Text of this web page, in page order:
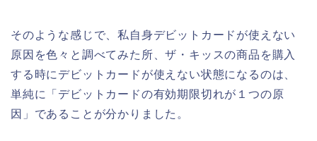
そのような感じで、私自身デビットカードが使えない
原因を色々と調べてみた所、ザ・キッスの商品を購入
する時にデビットカードが使えない状態になるのは、
単純に「デビットカードの有効期限切れが１つの原
因」であることが分かりました。